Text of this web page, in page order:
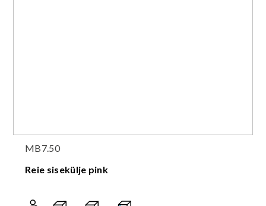
MB7.50
Reie sisekülje pink